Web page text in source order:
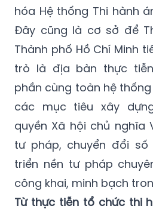
hóa Hệ thống Thi hành
Đây cũng là cơ sở để
Thành phố Hồ Chí Minh
trò là địa bàn thực
phần cùng toàn hệ
các mục tiêu xây
quyền Xã hội chủ nghĩa
tư pháp, chuyển đổi
triển nền tư pháp
công khai, minh bạch
Từ thực tiễn tổ chức thi